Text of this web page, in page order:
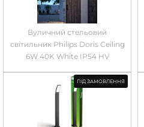
Вуличний стельовий
світильник Philips Doris Ceiling
6W 40K White IP54 HV
ПІД ЗАМОВЛЕННЯ